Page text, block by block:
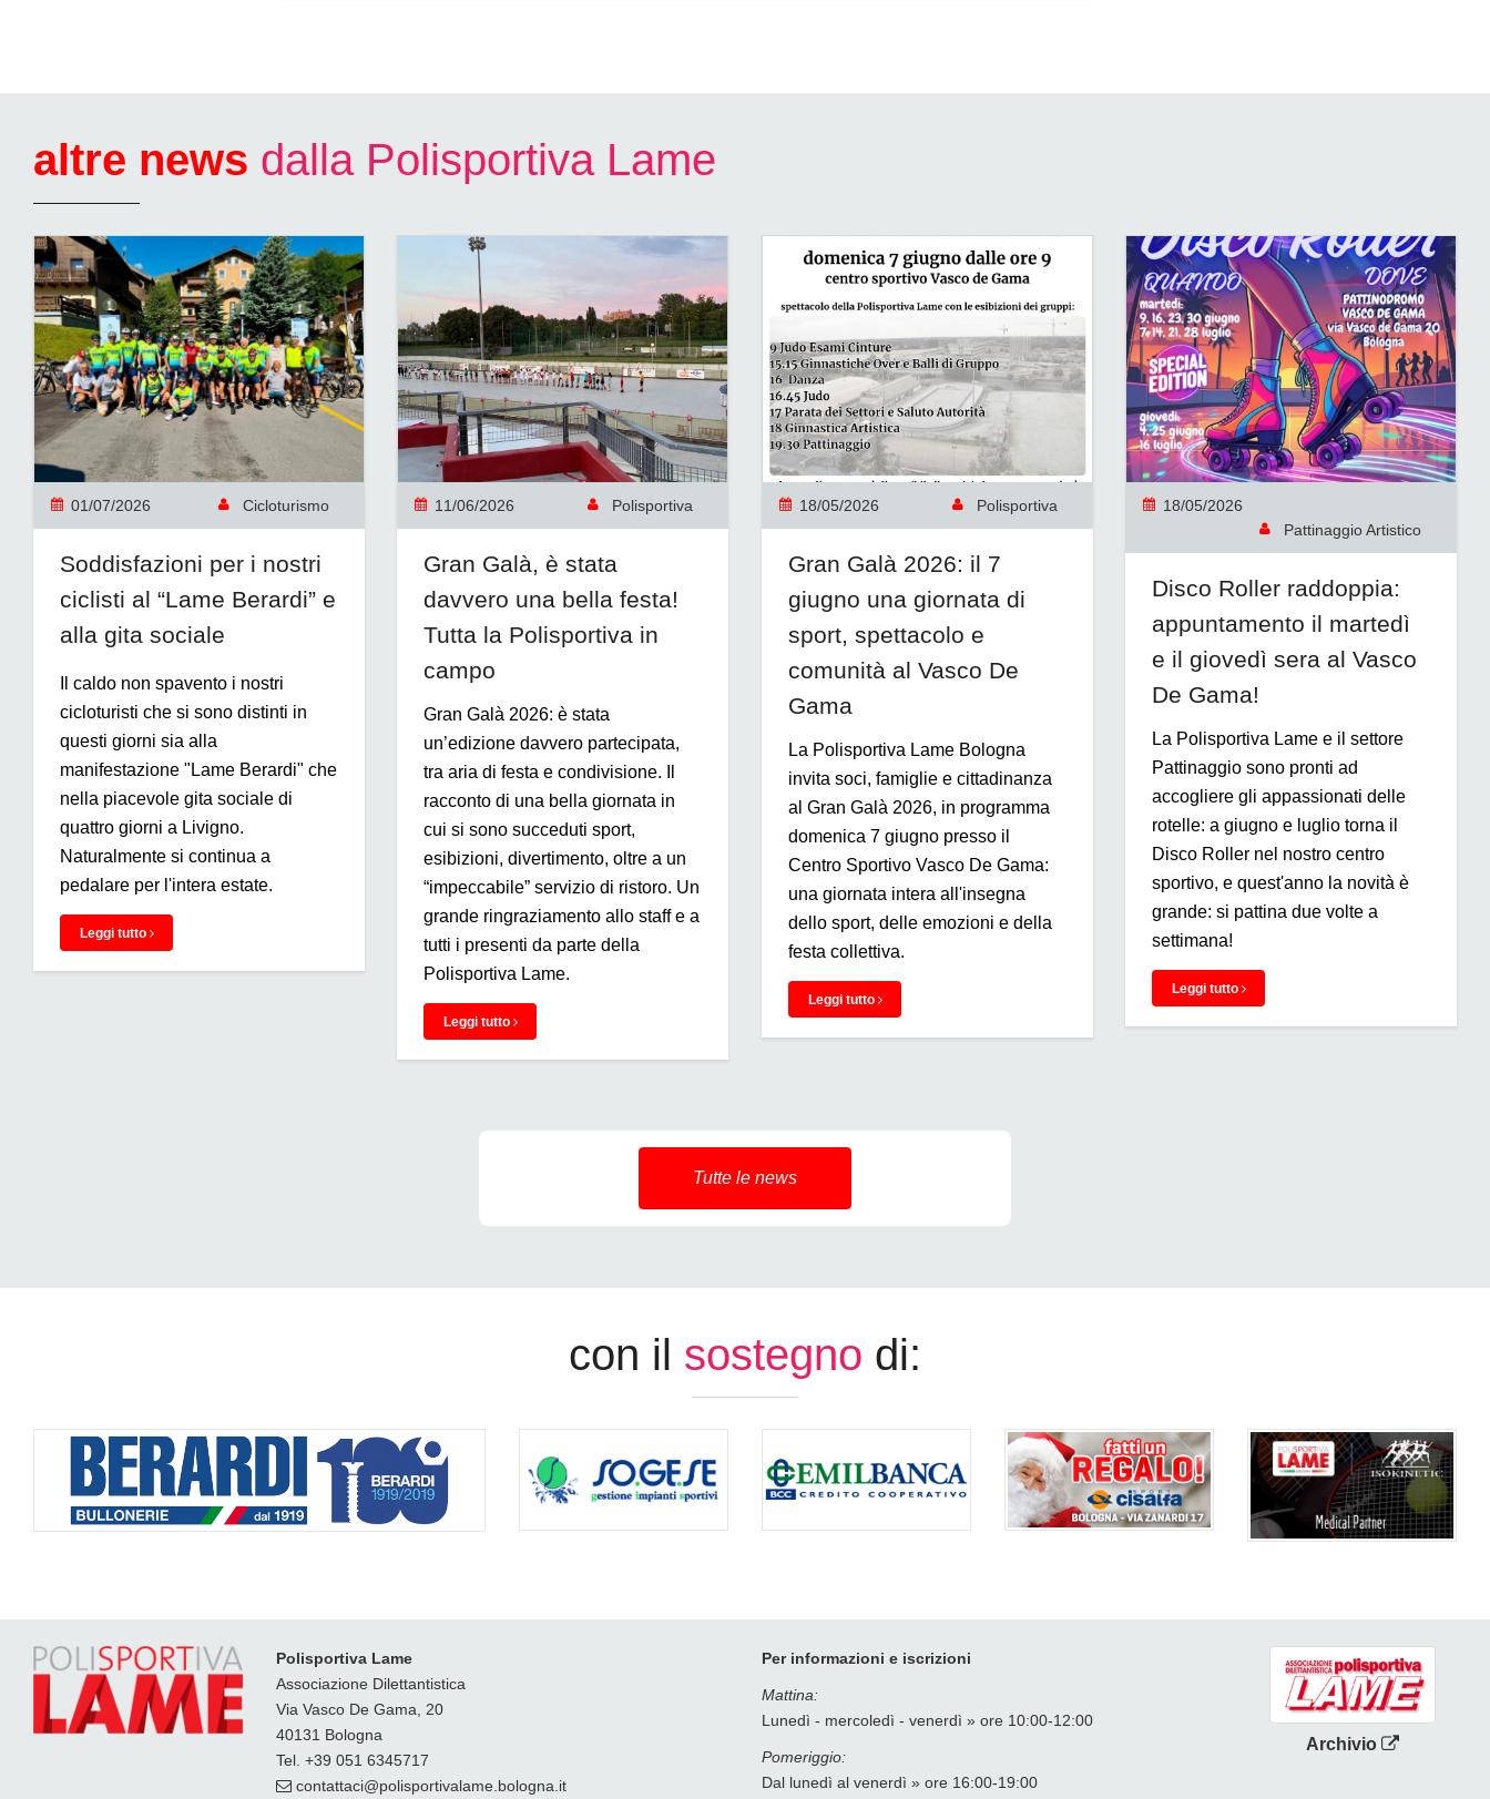
altre news dalla Polisportiva Lame
01/07/2026 Cicloturismo
Soddisfazioni per i nostri
ciclisti al “Lame Berardi” e
alla gita sociale
Il caldo non spavento i nostri
cicloturisti che si sono distinti in
questi giorni sia alla
manifestazione "Lame Berardi" che
nella piacevole gita sociale di
quattro giorni a Livigno.
Naturalmente si continua a
pedalare per l'intera estate.
Leggi tutto
11/06/2026 Polisportiva
Gran Galà, è stata
davvero una bella festa!
Tutta la Polisportiva in
campo
Gran Galà 2026: è stata
un’edizione davvero partecipata,
tra aria di festa e condivisione. Il
racconto di una bella giornata in
cui si sono succeduti sport,
esibizioni, divertimento, oltre a un
“impeccabile” servizio di ristoro. Un
grande ringraziamento allo staff e a
tutti i presenti da parte della
Polisportiva Lame.
Leggi tutto
18/05/2026 Polisportiva
Gran Galà 2026: il 7
giugno una giornata di
sport, spettacolo e
comunità al Vasco De
Gama
La Polisportiva Lame Bologna
invita soci, famiglie e cittadinanza
al Gran Galà 2026, in programma
domenica 7 giugno presso il
Centro Sportivo Vasco De Gama:
una giornata intera all'insegna
dello sport, delle emozioni e della
festa collettiva.
Leggi tutto
18/05/2026
Pattinaggio Artistico
Disco Roller raddoppia:
appuntamento il martedì
e il giovedì sera al Vasco
De Gama!
La Polisportiva Lame e il settore
Pattinaggio sono pronti ad
accogliere gli appassionati delle
rotelle: a giugno e luglio torna il
Disco Roller nel nostro centro
sportivo, e quest'anno la novità è
grande: si pattina due volte a
settimana!
Leggi tutto
Tutte le news
con il sostegno di:
Polisportiva Lame
Associazione Dilettantistica
Via Vasco De Gama, 20
40131 Bologna
Tel. +39 051 6345717
contattaci
polisportivalame.bologna it
Per informazioni e iscrizioni
Mattina:
Lunedì - mercoledì - venerdì » ore 10:00-12:00
Pomeriggio:
Dal lunedì al venerdì » ore 16:00-19:00
Archivio